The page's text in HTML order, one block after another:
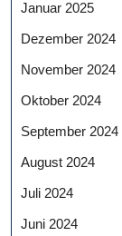
Januar 2025
Dezember 2024
November 2024
Oktober 2024
September 2024
August 2024
Juli 2024
Juni 2024